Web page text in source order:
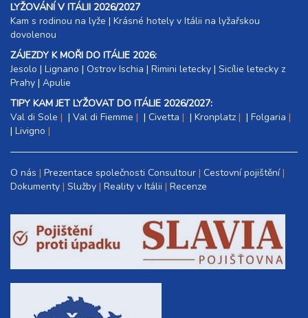
LYŽOVÁNÍ V ITÁLII 2026/2027
Kam s rodinou na lyže |​ Krásné hotely v Itálii na lyžařskou
dovolenou
ZÁJEZDY K MOŘI DO ITÁLIE 2026:
Jesolo | Lignano | Ostrov Ischia | Rimini letecky | Sicílie letecky z
Prahy | Apulie
TIPY KAM JET LYŽOVAT DO ITÁLIE 2026/2027:
Val di Sole
| Val di Fiemme | Civetta | Kronplatz | Folgaria
| Livigno
O nás Prezentace společnosti Consultour Cestovní pojištění
Dokumenty Služby Reality v Itálii Recenze